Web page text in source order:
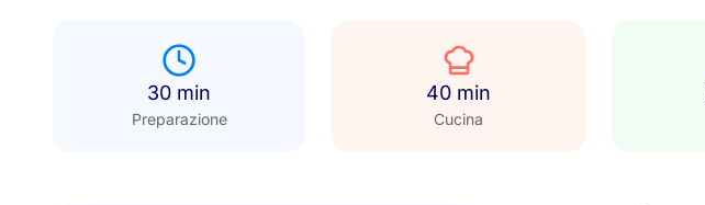
30 min
Preparazione
40 min
Cucina